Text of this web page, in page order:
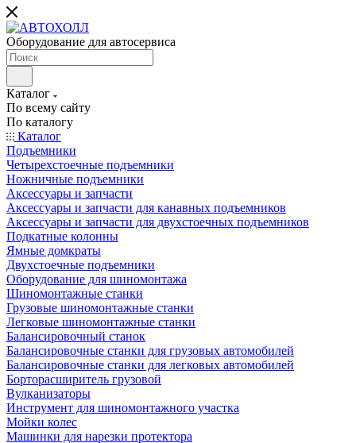
Оборудование для автосервиса
Каталог
По всему сайту
По каталогу
Каталог
Подъемники
Четырехстоечные подъемники
Ножничные подъемники
Аксессуары и запчасти
Аксессуары и запчасти для канавных подъемников
Аксессуары и запчасти для двухстоечных подъемников
Подкатные колонны
Ямные домкраты
Двухстоечные подъемники
Оборудование для шиномонтажа
Шиномонтажные станки
Грузовые шиномонтажные станки
Легковые шиномонтажные станки
Балансировочный станок
Балансировочные станки для грузовых автомобилей
Балансировочные станки для легковых автомобилей
Борторасширитель грузовой
Вулканизаторы
Инструмент для шиномонтажного участка
Мойки колес
Машинки для нарезки протектора